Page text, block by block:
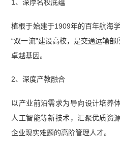
1、深厚名校底蕴
植根于始建于1909年的百年航海
“双一流”建设高校，是交通运输
卓越基因。
2、深度产教融合
以产业前沿需求为导向设计培养
人工智能等新技术，汇聚优质资
企业现实难题的高阶管理人才。